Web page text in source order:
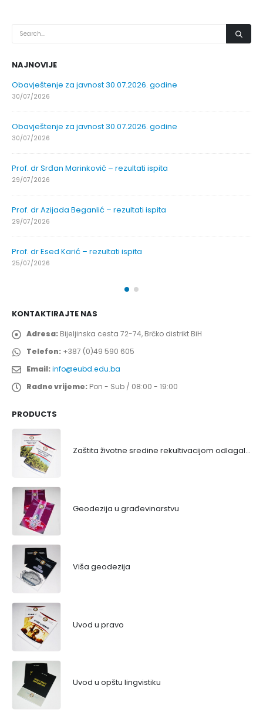
NAJNOVIJE
Obavještenje za javnost 30.07.2026. godine
30/07/2026
Obavještenje za javnost 30.07.2026. godine
30/07/2026
Prof. dr Srđan Marinković – rezultati ispita
29/07/2026
Prof. dr Azijada Beganlić – rezultati ispita
29/07/2026
Prof. dr Esed Karić – rezultati ispita
25/07/2026
KONTAKTIRAJTE NAS
Adresa: Bijeljinska cesta 72-74, Brčko distrikt BiH
Telefon: +387 (0)49 590 605
Email:info@eubd.edu.ba
Radno vrijeme: Pon - Sub / 08:00 - 19:00
PRODUCTS
Zaštita životne sredine rekultivacijom odlagališta
Geodezija u građevinarstvu
Viša geodezija
Uvod u pravo
Uvod u opštu lingvistiku